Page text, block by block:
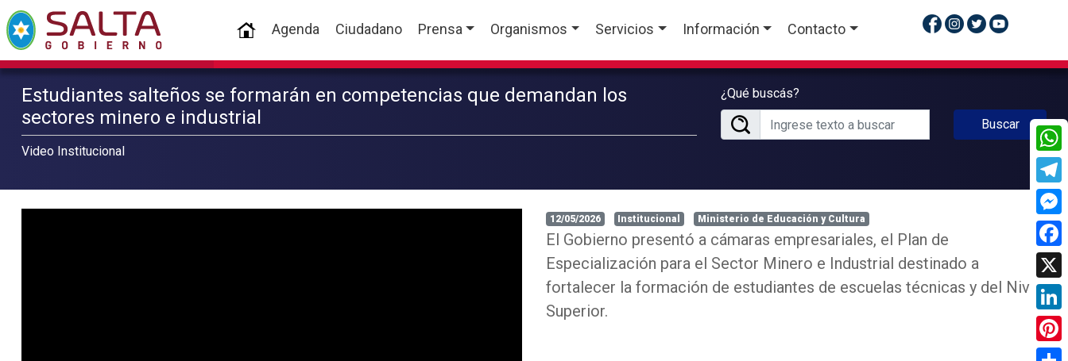
(current)
Agenda Ciudadano Prensa Organismos Servicios Información Contacto
Estudiantes salteños se formarán en competencias que demandan los
sectores minero e industrial
Video Institucional
¿Qué buscás?
Buscar
12/05/2026 Institucional Ministerio de Educación y Cultura
El Gobierno presentó a cámaras empresariales, el Plan de
Especialización para el Sector Minero e Industrial destinado a
fortalecer la formación de estudiantes de escuelas técnicas y del Nivel
Superior.
X